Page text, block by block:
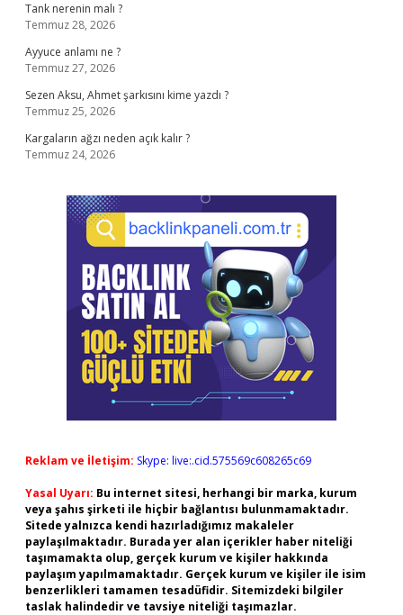
Tank nerenin malı ?
Temmuz 28, 2026
Ayyuce anlamı ne ?
Temmuz 27, 2026
Sezen Aksu, Ahmet şarkısını kime yazdı ?
Temmuz 25, 2026
Kargaların ağzı neden açık kalır ?
Temmuz 24, 2026
Reklam ve İletişim: Skype: live:.cid.575569c608265c69
Yasal Uyarı: Bu internet sitesi, herhangi bir marka, kurum
veya şahıs şirketi ile hiçbir bağlantısı bulunmamaktadır.
Sitede yalnızca kendi hazırladığımız makaleler
paylaşılmaktadır. Burada yer alan içerikler haber niteliği
taşımamakta olup, gerçek kurum ve kişiler hakkında
paylaşım yapılmamaktadır. Gerçek kurum ve kişiler ile isim
benzerlikleri tamamen tesadüfidir. Sitemizdeki bilgiler
taslak halindedir ve tavsiye niteliği taşımazlar.